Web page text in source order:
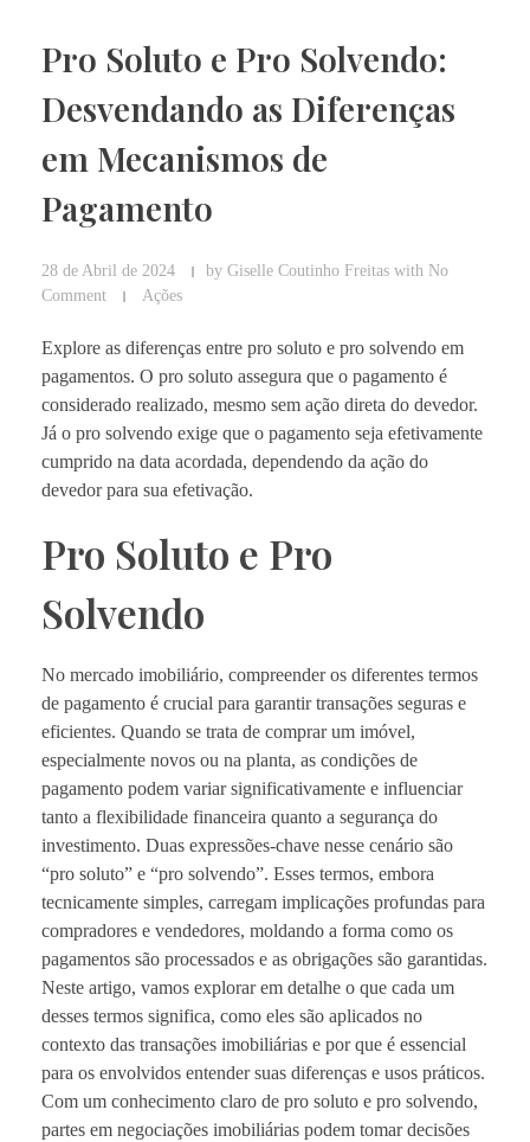
Pro Soluto e Pro Solvendo:
Desvendando as Diferenças
em Mecanismos de
Pagamento
28 de Abril de 2024 by Giselle Coutinho Freitas with No
Comment
Ações
Explore as diferenças entre pro soluto e pro solvendo em
pagamentos. O pro soluto assegura que o pagamento é
considerado realizado, mesmo sem ação direta do devedor.
Já o pro solvendo exige que o pagamento seja efetivamente
cumprido na data acordada, dependendo da ação do
devedor para sua efetivação.
Pro Soluto e Pro
Solvendo
No mercado imobiliário, compreender os diferentes termos
de pagamento é crucial para garantir transações seguras e
eficientes. Quando se trata de comprar um imóvel,
especialmente novos ou na planta, as condições de
pagamento podem variar significativamente e influenciar
tanto a flexibilidade financeira quanto a segurança do
investimento. Duas expressões-chave nesse cenário são
“pro soluto” e “pro solvendo”. Esses termos, embora
tecnicamente simples, carregam implicações profundas para
compradores e vendedores, moldando a forma como os
pagamentos são processados e as obrigações são garantidas.
Neste artigo, vamos explorar em detalhe o que cada um
desses termos significa, como eles são aplicados no
contexto das transações imobiliárias e por que é essencial
para os envolvidos entender suas diferenças e usos práticos.
Com um conhecimento claro de pro soluto e pro solvendo,
partes em negociações imobiliárias podem tomar decisões